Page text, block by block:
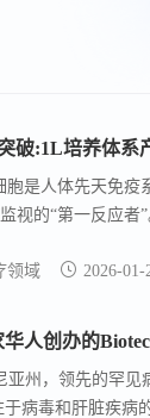
破:1L培养体系
胞是人体先天免
视的“第一反应者
领域
2026-01-
人创办的
亚州，领先的罕见
病毒和肝脏疾病